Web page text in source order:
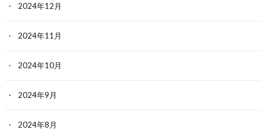
2024年12月
2024年11月
2024年10月
2024年9月
2024年8月